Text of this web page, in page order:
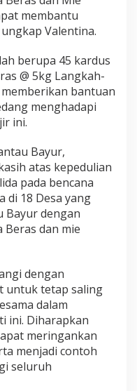
membantu
Valentina.
berupa 45 kardus
@ 5kg Langkah-
bantuan
menghadapi
ini.
Bayur,
atas kepedulian
pada bencana
di 18 Desa yang
Bayur dengan
dan mie
dengan
untuk tetap saling
dalam
ini. Diharapkan
meringankan
menjadi contoh
seluruh